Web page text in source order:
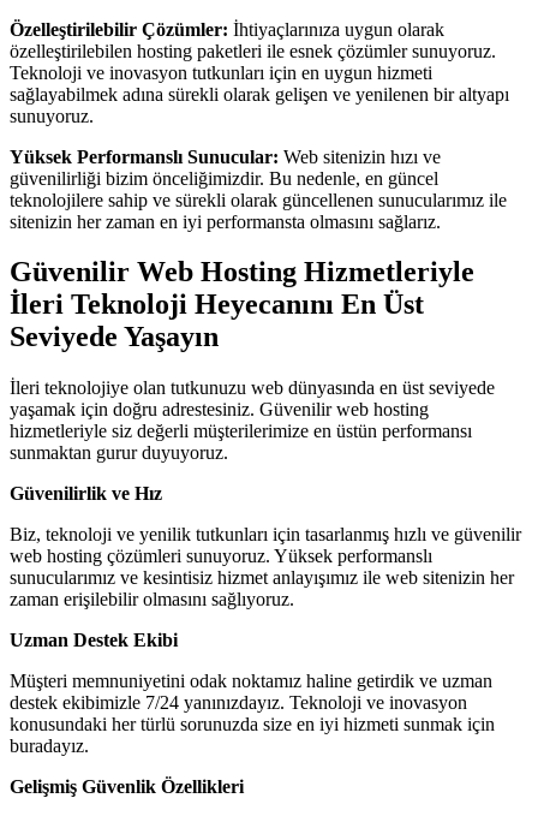
Özelleştirilebilir Çözümler: İhtiyaçlarınıza uygun olarak
özelleştirilebilen hosting paketleri ile esnek çözümler sunuyoruz.
Teknoloji ve inovasyon tutkunları için en uygun hizmeti
sağlayabilmek adına sürekli olarak gelişen ve yenilenen bir altyapı
sunuyoruz.
Yüksek Performanslı Sunucular: Web sitenizin hızı ve
güvenilirliği bizim önceliğimizdir. Bu nedenle, en güncel
teknolojilere sahip ve sürekli olarak güncellenen sunucularımız ile
sitenizin her zaman en iyi performansta olmasını sağlarız.
Güvenilir Web Hosting Hizmetleriyle
İleri Teknoloji Heyecanını En Üst
Seviyede Yaşayın
İleri teknolojiye olan tutkunuzu web dünyasında en üst seviyede
yaşamak için doğru adrestesiniz. Güvenilir web hosting
hizmetleriyle siz değerli müşterilerimize en üstün performansı
sunmaktan gurur duyuyoruz.
Güvenilirlik ve Hız
Biz, teknoloji ve yenilik tutkunları için tasarlanmış hızlı ve güvenilir
web hosting çözümleri sunuyoruz. Yüksek performanslı
sunucularımız ve kesintisiz hizmet anlayışımız ile web sitenizin her
zaman erişilebilir olmasını sağlıyoruz.
Uzman Destek Ekibi
Müşteri memnuniyetini odak noktamız haline getirdik ve uzman
destek ekibimizle 7/24 yanınızdayız. Teknoloji ve inovasyon
konusundaki her türlü sorunuzda size en iyi hizmeti sunmak için
buradayız.
Gelişmiş Güvenlik Özellikleri